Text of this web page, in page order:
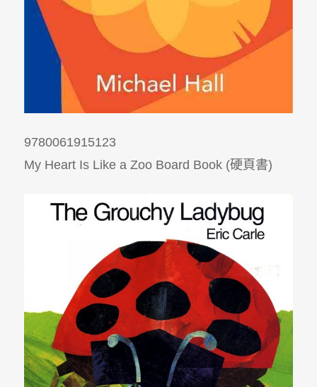
9780061915123
My Heart Is Like a Zoo Board Book (硬頁書)